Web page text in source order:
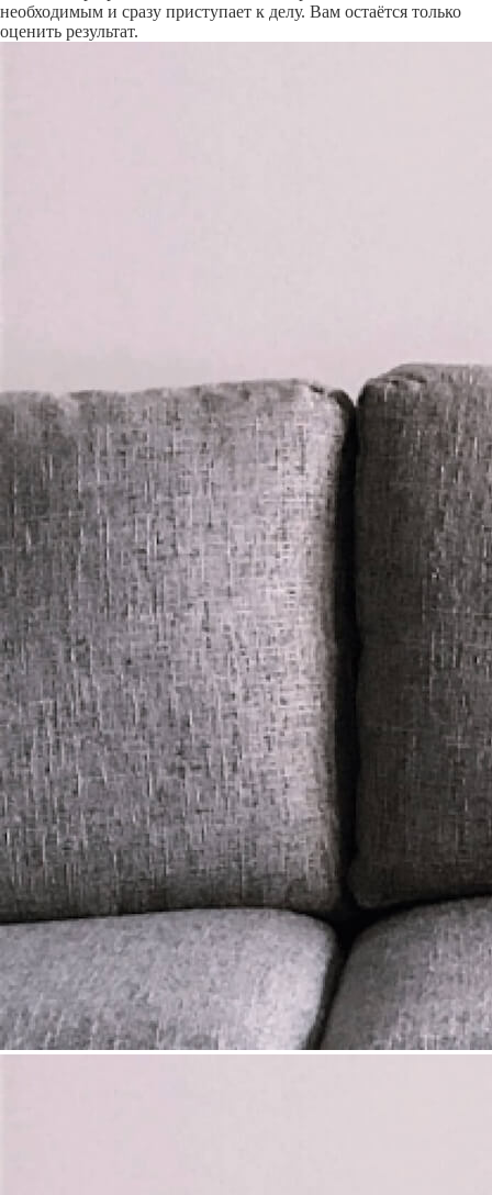
необходимым и сразу приступает к делу. Вам остаётся только
оценить результат.